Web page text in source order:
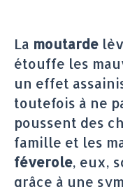
La moutarde
étouffe les
un effet
toutefois à ne
poussent des
famille et les
féverole, eux,
grâce à une